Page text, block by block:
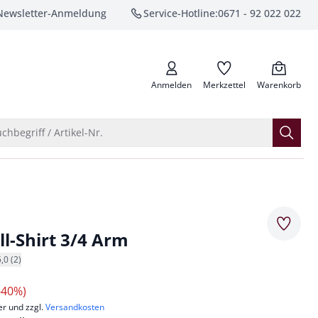
Anmeldung Service-Hotline:0671 - 92 022 022
anrufen
Anmelden Merkzettel Warenkorb
/ Artikel-Nr.
Shirt 3/4 Arm
(2)
und zzgl.Versandkosten